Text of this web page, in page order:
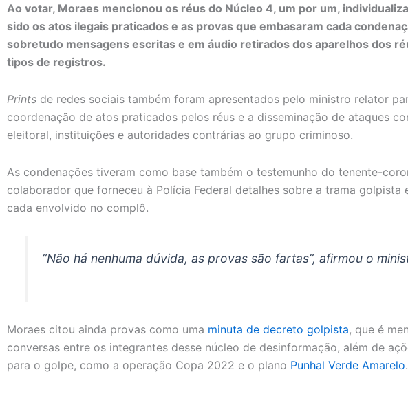
Ao votar, Moraes mencionou os réus do Núcleo 4, um por um,
sido os atos ilegais praticados e as provas que embasaram cada
sobretudo mensagens escritas e em áudio retirados dos aparelhos dos
tipos de registros.
Prints de redes sociais também foram apresentados pelo ministro relator
coordenação de atos praticados pelos réus e a disseminação de ataques
eleitoral, instituições e autoridades contrárias ao grupo criminoso.
As condenações tiveram como base também o testemunho do tenente-
colaborador que forneceu à Polícia Federal detalhes sobre a trama golpista
cada envolvido no complô.
“Não há nenhuma dúvida, as provas são fartas”, afirmou o
Moraes citou ainda provas como uma minuta de decreto golpista, que é
conversas entre os integrantes desse núcleo de desinformação, além de
para o golpe, como a operação Copa 2022 e o plano Punhal Verde Amarelo.